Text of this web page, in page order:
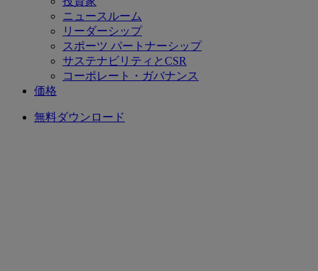
ニュースルーム
リーダーシップ
スポーツ パートナーシップ
サステナビリティとCSR
コーポレート・ガバナンス
価格
無料ダウンロード